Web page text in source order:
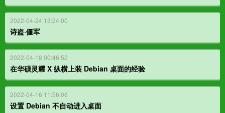
2022-04-24 13:24:00
诗盗·僵军
2022-04-18 00:46:52
在华硕灵耀 X 纵横上装 Debian 桌面的经验
2022-04-16 11:56:06
设置 Debian 不自动进入桌面